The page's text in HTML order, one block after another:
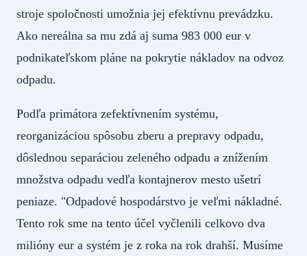
stroje spoločnosti umožnia jej efektívnu prevádzku.
Ako nereálna sa mu zdá aj suma 983 000 eur v
podnikateľskom pláne na pokrytie nákladov na odvoz
odpadu.
Podľa primátora zefektívnením systému,
reorganizáciou spôsobu zberu a prepravy odpadu,
dôslednou separáciou zeleného odpadu a znížením
množstva odpadu vedľa kontajnerov mesto ušetrí
peniaze. "Odpadové hospodárstvo je veľmi nákladné.
Tento rok sme na tento účel vyčlenili celkovo dva
milióny eur a systém je z roka na rok drahší. Musíme